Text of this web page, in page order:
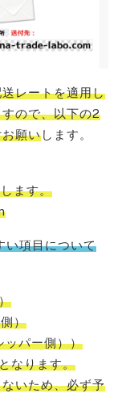
レートを適用し
ので、以下の2
願いします。
ます。
い項目について
）
ッパー側））
なります。
いため、必ず予